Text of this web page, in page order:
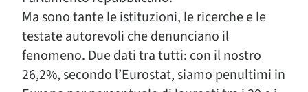
Ma sono tante le istituzioni, le ricerche e le
testate autorevoli che denunciano il
fenomeno. Due dati tra tutti: con il nostro
26,2%, secondo l’Eurostat, siamo penultimi in